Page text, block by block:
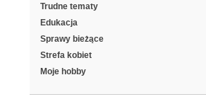
Trudne tematy
Edukacja
Sprawy bieżące
Strefa kobiet
Moje hobby